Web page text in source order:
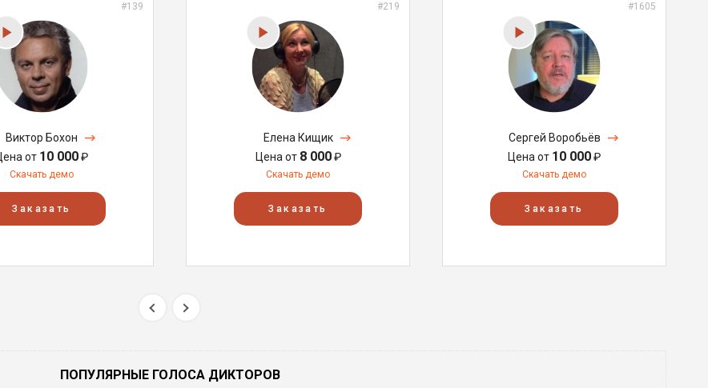
#139
Виктор Бохон
от 10 000₽
Скачать демо
Заказать
#219
Елена Кищик
Цена от 8 000₽
Скачать демо
Заказать
#1605
Сергей Воробьёв
Цена от 10 000₽
Скачать демо
Заказать
ПОПУЛЯРНЫЕ ГОЛОСА ДИКТОРОВ